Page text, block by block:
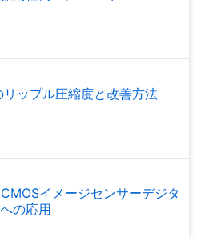
ップル圧縮度と改善方法
イメージセンサーデジタ
の応用